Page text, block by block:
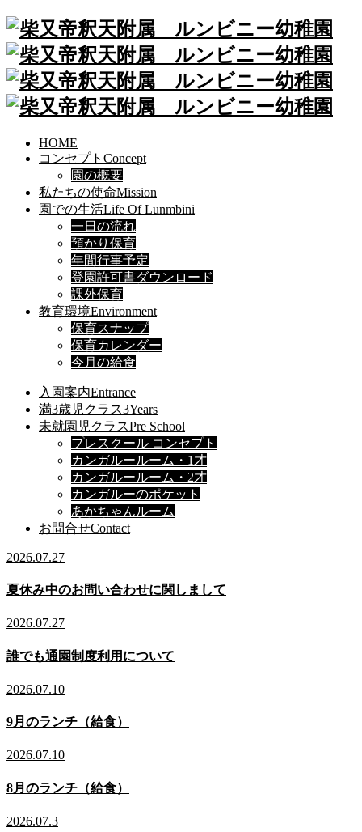
HOME
コンセプト Concept
園の概要
私たちの使命Mission
園での生活Life Of Lunmbini
一日の流れ
預かり保育
年間行事予定
登園許可書ダウンロード
課外保育
教育環境Environment
保育スナップ
保育カレンダー
今月の給食
入園案内Entrance
満3歳児クラス3Years
未就園児クラスPre School
プレスクール コンセプト
カンガルールーム・1才
カンガルールーム・2才
カンガルーのポケット
あかちゃんルーム
お問合せContact
2026.07.27
夏休み中のお問い合わせに関しまして
2026.07.27
誰でも通園制度利用について
2026.07.10
9月のランチ（給食）
2026.07.10
8月のランチ（給食）
2026.07.3